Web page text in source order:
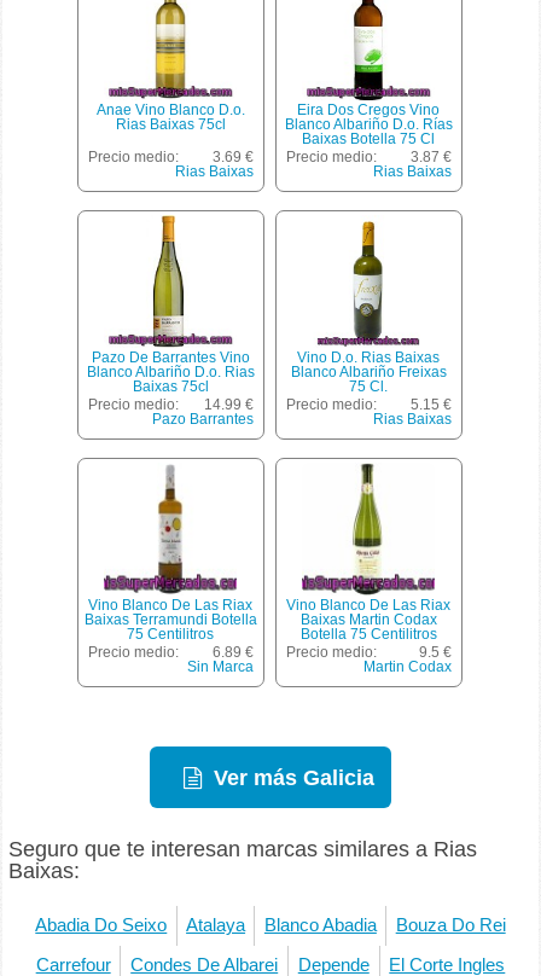
Anae Vino Blanco D.o.
Rias Baixas 75cl
Precio medio:
3.69 €
Rias Baixas
Eira Dos Cregos Vino
Blanco Albariño D.o. Rías
Baixas Botella 75 Cl
Precio medio:
3.87 €
Rias Baixas
Pazo De Barrantes Vino
Blanco Albariño D.o. Rias
Baixas 75cl
Precio medio:
14.99 €
Pazo Barrantes
Vino D.o. Rias Baixas
Blanco Albariño Freixas
75 Cl.
Precio medio:
5.15 €
Rias Baixas
Vino Blanco De Las Riax
Baixas Terramundi Botella
75 Centilitros
Precio medio:
6.89 €
Sin Marca
Vino Blanco De Las Riax
Baixas Martin Codax
Botella 75 Centilitros
Precio medio:
9.5 €
Martin Codax
Ver más Galicia
Seguro que te interesan marcas similares a Rias
Baixas:
Abadia Do Seixo Atalaya Blanco Abadia Bouza Do Rei
Carrefour Condes De Albarei Depende El Corte Ingles